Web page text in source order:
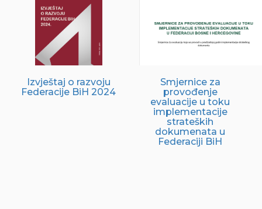
Izvještaj o razvoju
Federacije BiH 2024
Smjernice za
provođenje
evaluacije u toku
implementacije
strateških
dokumenata u
Federaciji BiH